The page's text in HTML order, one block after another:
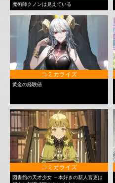
魔術師クノンは見えている
コミカライズ
黄金の経験値
コミカライズ
図書館の天才少女 ～本好きの新人官吏は